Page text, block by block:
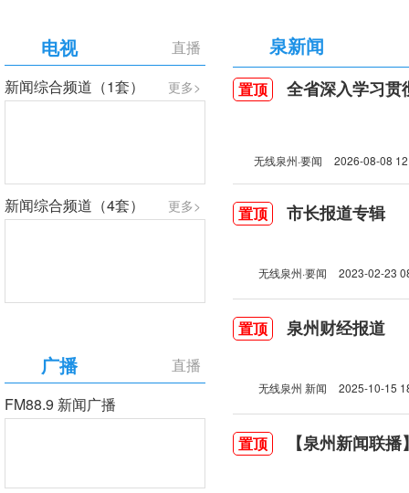
直播
电视
更多>
新闻综合频道（1套）
更多>
新闻综合频道（4套）
直播
广播
FM88.9 新闻广播
泉新闻
置顶 全省深入学习贯彻习
无线泉州·要闻 2026-08-08
置顶 市长报道专辑
无线泉州·要闻 2023-02-23
置顶 泉州财经报道
无线泉州 新闻 2025-10-15
置顶 【泉州新闻联